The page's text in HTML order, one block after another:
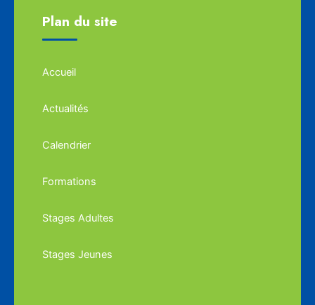
Plan du site
Accueil
Actualités
Calendrier
Formations
Stages Adultes
Stages Jeunes